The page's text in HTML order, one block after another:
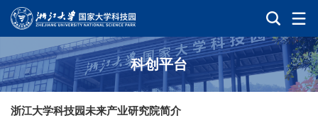
科创平台
浙江大学科技园未来产业研究院简介